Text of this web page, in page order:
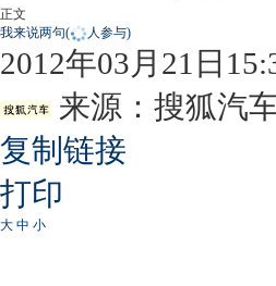
正文
我来说两句( 人参与)
2012年03月21日
来源： 搜狐汽
复制链接
打印
大 中 小